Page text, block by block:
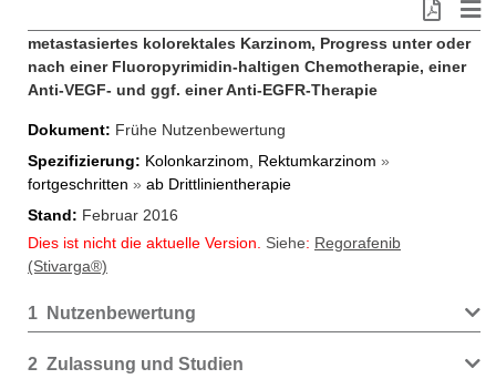
metastasiertes kolorektales Karzinom, Progress unter oder
nach einer Fluoropyrimidin-haltigen Chemotherapie, einer
Anti-VEGF- und ggf. einer Anti-EGFR-Therapie
Dokument
Frühe Nutzenbewertung
Spezifizierung
Kolonkarzinom, Rektumkarzinom »
fortgeschritten » ab Drittlinientherapie
Stand
Februar 2016
Dies ist nicht die aktuelle Version.
Siehe: Regorafenib
(Stivarga®)
1 Nutzenbewertung
2 Zulassung und Studien